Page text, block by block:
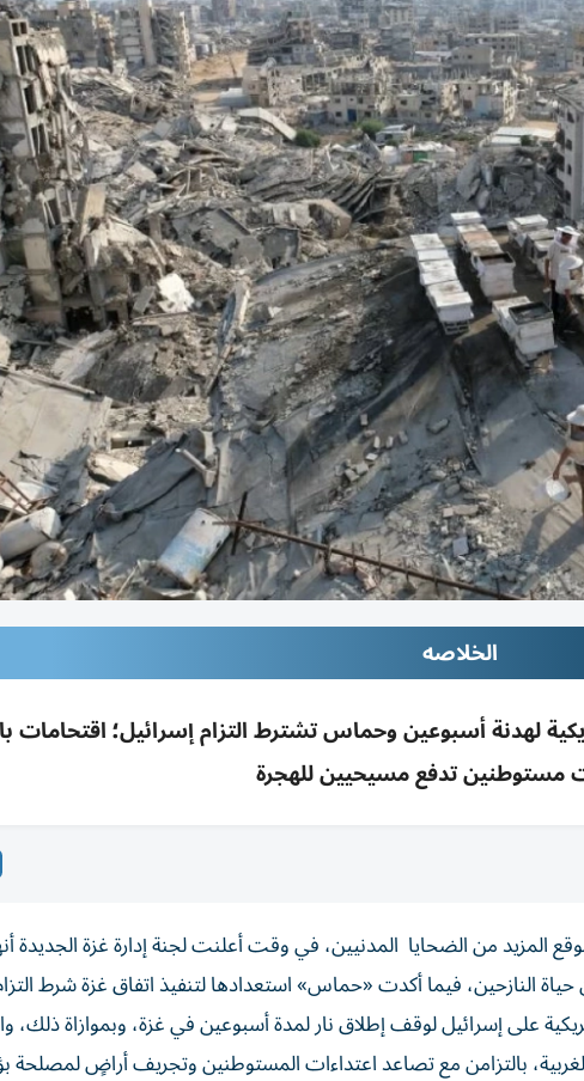
الخلاصه
لهدنة أسبوعين وحماس تشترط التزام إسرائيل؛ اقتحامات
مستوطنين تدفع مسيحيين للهجرة
من الضحايا المدنيين، في وقت أعلنت لجنة إدارة غزة الجديدة
النازحين، فيما أكدت «حماس» استعدادها لتنفيذ اتفاق غزة شرط
على إسرائيل لوقف إطلاق نار لمدة أسبوعين في غزة، وبموازاة
بالتزامن مع تصاعد اعتداءات المستوطنين وتجريف أراضٍ لمصلحة